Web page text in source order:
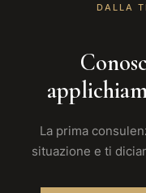
DALLA
La prima
situazione e ti